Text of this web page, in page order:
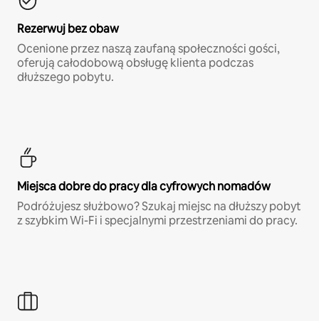
Rezerwuj bez obaw
Ocenione przez naszą zaufaną społeczności gości,
oferują całodobową obsługę klienta podczas
dłuższego pobytu.
Miejsca dobre do pracy dla cyfrowych nomadów
Podróżujesz służbowo? Szukaj miejsc na dłuższy pobyt
z szybkim Wi-Fi i specjalnymi przestrzeniami do pracy.